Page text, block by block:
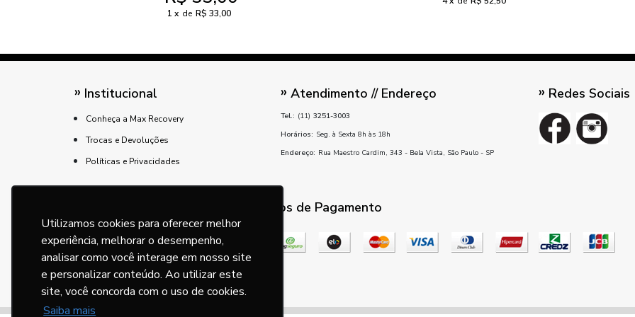
Utilizamos cookies para oferecer melhor
experiência, melhorar o desempenho,
analisar como você interage em nosso site
e personalizar conteúdo. Ao utilizar este
site, você concorda com o uso de cookies.
Saiba mais
1 de R$ 33,00
Institucional
Conheça a Max Recovery
Trocas e Devoluções
Políticas e Privacidades
Atendimento // Endereço
Tel.: (11) 3251-3003
Horários: Seg. à Sexta 8h às 18h
Endereço: Rua Maestro Cardim, 343 - Bela Vista, São Paulo - SP
Redes Sociais
Métodos de Pagamento